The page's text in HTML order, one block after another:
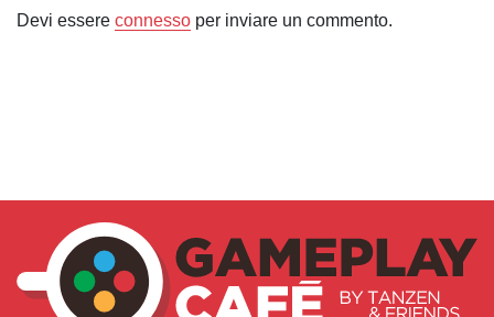
Devi essere connesso per inviare un commento.